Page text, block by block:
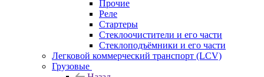
Прочие
Реле
Стартеры
Стеклоочистители и его части
Стеклоподъёмники и его части
Легковой коммерческий транспорт (LCV)
Грузовые